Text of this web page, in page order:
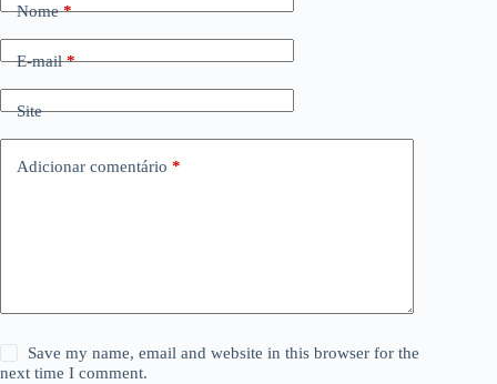
Nome*
E-mail*
Site
Adicionar comentário *
Save my name, email and website in this browser for the
next time I comment.